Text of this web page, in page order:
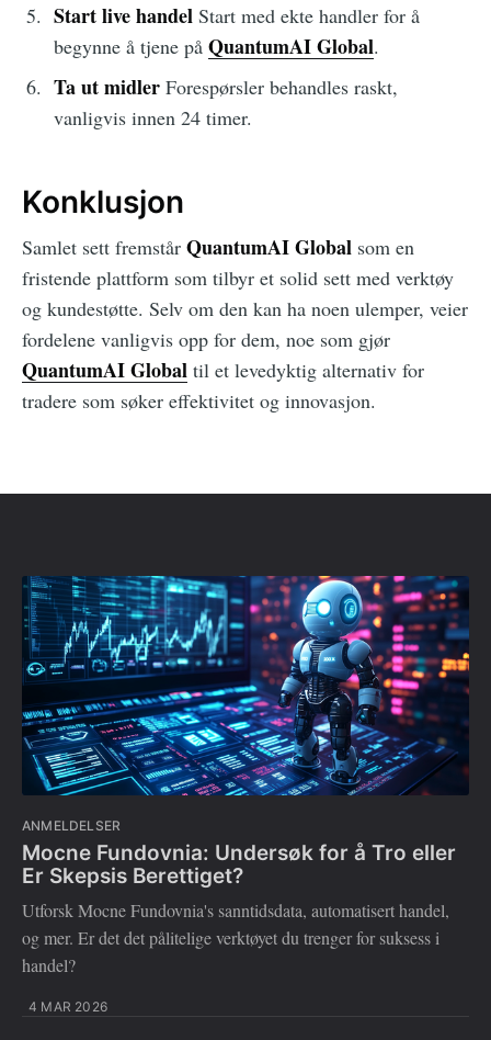
Start live handelStart med ekte handler for å
begynne å tjene på QuantumAI Global.
Ta ut midlerForespørsler behandles raskt,
vanligvis innen 24 timer.
Konklusjon
Samlet sett fremstår QuantumAI Global som en
fristende plattform som tilbyr et solid sett med verktøy
og kundestøtte. Selv om den kan ha noen ulemper, veier
fordelene vanligvis opp for dem, noe som gjør
QuantumAI Global til et levedyktig alternativ for
tradere som søker effektivitet og innovasjon.
ANMELDELSER
Mocne Fundovnia: Undersøk for å Tro eller
Er Skepsis Berettiget?
Utforsk Mocne Fundovnia's sanntidsdata, automatisert handel,
og mer. Er det det pålitelige verktøyet du trenger for suksess i
handel?
4 MAR 2026